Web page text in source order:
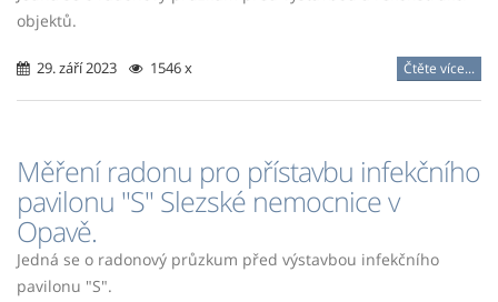
objektů.
29. září 2023 1546 x Čtěte více...
Měření radonu pro přístavbu infekčního
pavilonu "S" Slezské nemocnice v
Opavě.
Jedná se o radonový průzkum před výstavbou infekčního
pavilonu "S".